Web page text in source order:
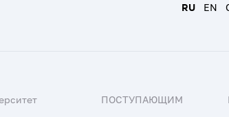
RU EN
ПОСТУПАЮЩИМ